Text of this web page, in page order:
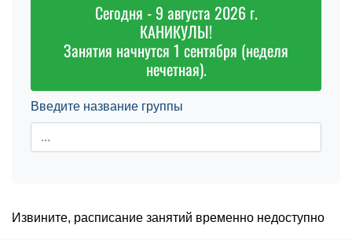
Сегодня - 9 августа 2026 г.
КАНИКУЛЫ!
Занятия начнутся 1 сентября (неделя
нечетная).
Введите название группы
Извините, расписание занятий временно недоступно